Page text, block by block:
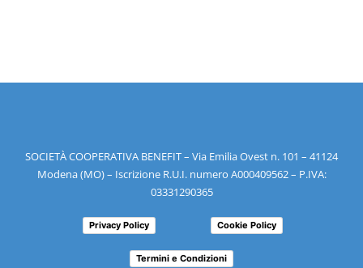
SOCIETÀ COOPERATIVA BENEFIT – Via Emilia Ovest n. 101 – 41124
Modena (MO) – Iscrizione R.U.I. numero A000409562 – P.IVA:
03331290365
Privacy Policy Cookie Policy
Termini e Condizioni